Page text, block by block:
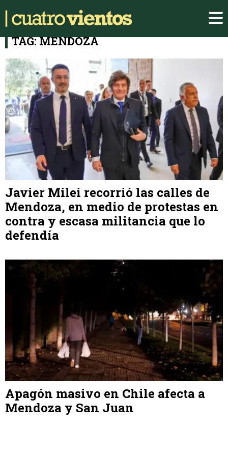
TAG: MENDOZA
Javier Milei recorrió las calles de
Mendoza, en medio de protestas en
contra y escasa militancia que lo
defendía
Apagón masivo en Chile afecta a
Mendoza y San Juan